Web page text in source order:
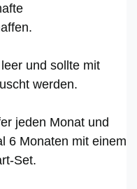
und sollte mit
werden.
jeden Monat und
6 Monaten mit einem
Set.